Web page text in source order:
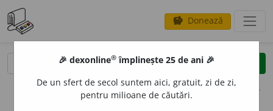
savings Donează
clear
opțiuni
🎉 dexonline® împlinește 25 de ani 🎉
De un sfert de secol suntem aici, gratuit, zi de zi,
pentru milioane de căutări.